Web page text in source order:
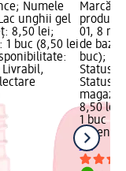
Numele
unghii gel
8,50 lei;
1 buc (8,50 lei
Marcă:
01, 8
de bază:
buc);
Status
Status
8,50 lei
1 buc
essence
ml